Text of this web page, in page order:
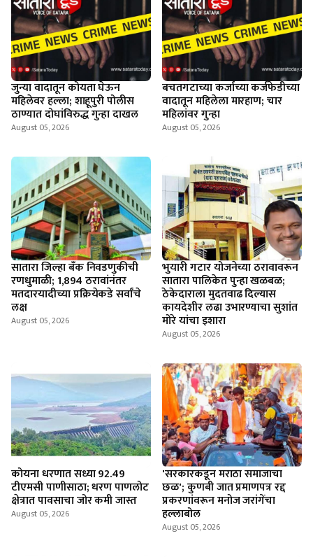
जुन्या वादातून कोयता घेऊन
महिलेवर हल्ला; शाहूपुरी पोलीस
ठाण्यात दोघांविरुद्ध गुन्हा दाखल
August 05, 2026
बचतगटाच्या कर्जाच्या कर्जफेडीच्या
वादातून महिलेला मारहाण; चार
महिलांवर गुन्हा
August 05, 2026
सातारा जिल्हा बँक निवडणुकीची
रणधुमाळी; 1,894 ठरावांनंतर
मतदारयादीच्या प्रक्रियेकडे सर्वांचे
लक्ष
August 05, 2026
भुयारी गटार योजनेच्या ठरावावरून
सातारा पालिकेत पुन्हा खळबळ;
ठेकेदाराला मुदतवाढ दिल्यास
कायदेशीर लढा उभारण्याचा सुशांत
मोरे यांचा इशारा
August 05, 2026
कोयना धरणात सध्या 92.49
टीएमसी पाणीसाठा; धरण पाणलोट
क्षेत्रात पावसाचा जोर कमी जास्त
August 05, 2026
'सरकारकडून मराठा समाजाचा
छळ'; कुणबी जात प्रमाणपत्र रद्द
प्रकरणांवरून मनोज जरांगेंचा
हल्लाबोल
August 05, 2026